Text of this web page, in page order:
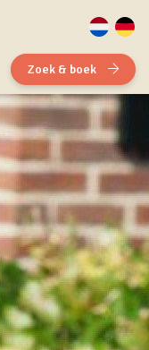
Zoek & boek